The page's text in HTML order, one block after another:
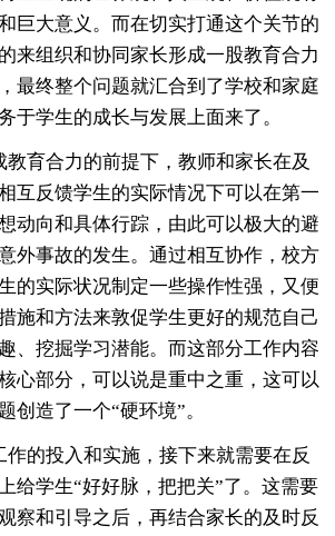
巨大意义。而在切实打通这个关节的
来组织和协同家长形成一股教育合力
最终整个问题就汇合到了学校和家庭
于学生的成长与发展上面来了。
教育合力的前提下，教师和家长在及
互反馈学生的实际情况下可以在第一
动向和具体行踪，由此可以极大的避
外事故的发生。通过相互协作，校方
的实际状况制定一些操作性强，又便
施和方法来敦促学生更好的规范自己
、挖掘学习潜能。而这部分工作内容
心部分，可以说是重中之重，这可以
创造了一个“硬环境”。
作的投入和实施，接下来就需要在反
给学生“好好脉，把把关”了。这需要
察和引导之后，再结合家长的及时反